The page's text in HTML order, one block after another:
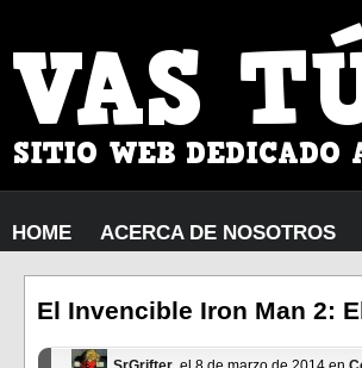
HOME ACERCA DE NOSOTROS
El Invencible Iron Man 2: